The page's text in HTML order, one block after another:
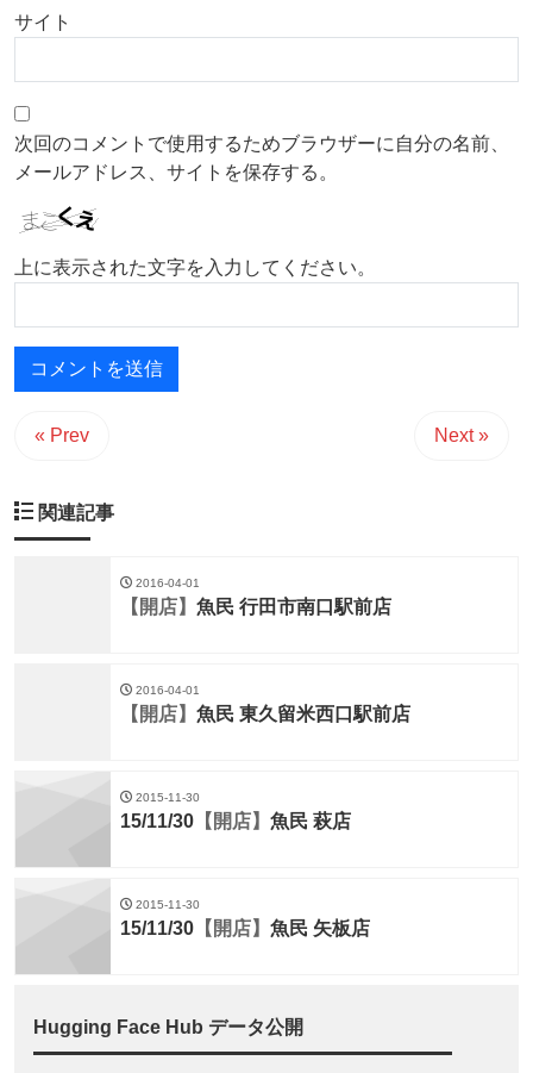
サイト
次回のコメントで使用するためブラウザーに自分の名前、
メールアドレス、サイトを保存する。
上に表示された文字を入力してください。
« Prev Next »
関連記事
2016-04-01
【開店】 魚民 行田市南口駅前店
2016-04-01
【開店】 魚民 東久留米西口駅前店
2015-11-30
15/11/30 【開店】 魚民 萩店
2015-11-30
15/11/30 【開店】 魚民 矢板店
Hugging Face Hub データ公開